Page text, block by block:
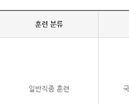
훈련 분류
일반직종 훈련